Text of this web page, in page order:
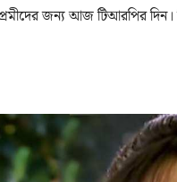
জন্য আজ টিআরপির দিন।